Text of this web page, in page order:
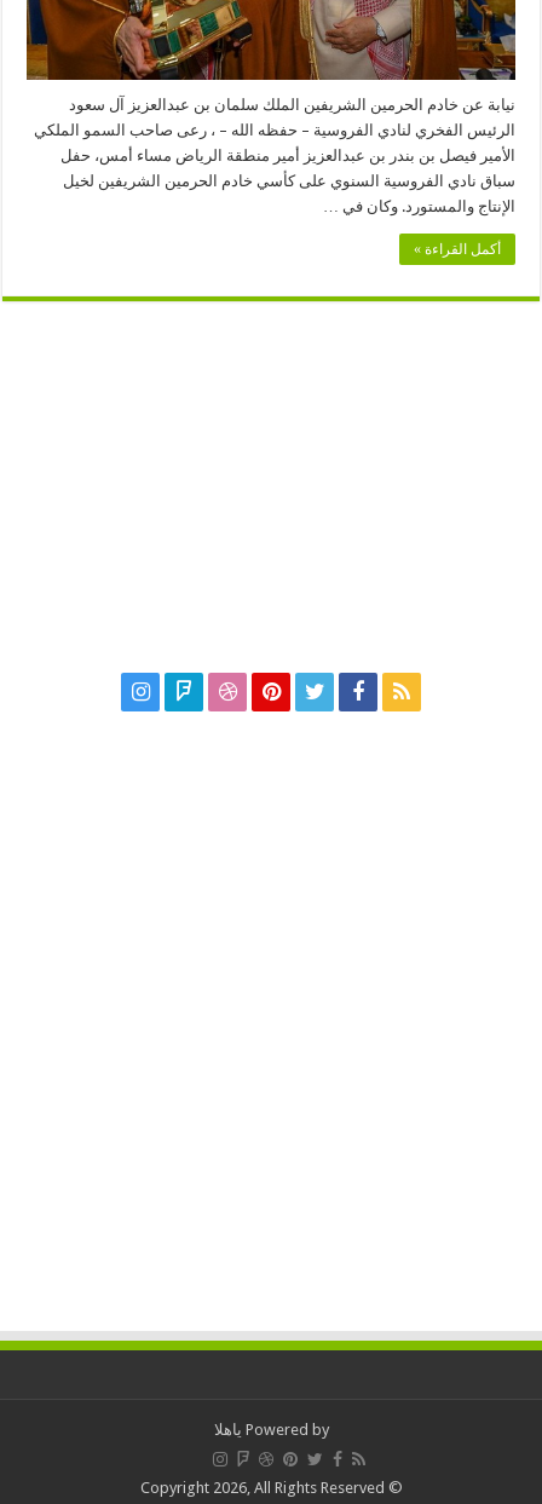
والمستورد
مغلقة
نيابة عن خادم الحرمين الشريفين الملك سلمان بن عبدالعزيز آل سعود
الرئيس الفخري لنادي الفروسية – حفظه الله – ، رعى صاحب السمو الملكي
الأمير فيصل بن بندر بن عبدالعزيز أمير منطقة الرياض مساء أمس، حفل
سباق نادي الفروسية السنوي على كأسي خادم الحرمين الشريفين لخيل
الإنتاج والمستورد. وكان في …
أكمل القراءة »
Powered by ياهلا
© Copyright 2026, All Rights Reserved